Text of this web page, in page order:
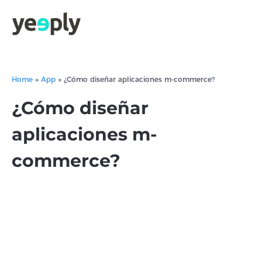
Home » App » ¿Cómo diseñar aplicaciones m-commerce?
¿Cómo diseñar
aplicaciones m-
commerce?